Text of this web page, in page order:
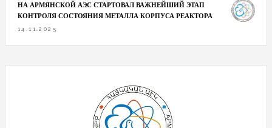
НА АРМЯНСКОЙ АЭС СТАРТОВАЛ ВАЖНЕЙШИЙ ЭТАП
КОНТРОЛЯ СОСТОЯНИЯ МЕТАЛЛА КОРПУСА РЕАКТОРА
14.11.2025